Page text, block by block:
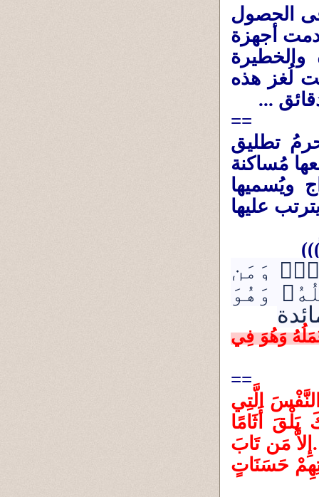
فى الحصول
أجهزة
لُغز هذه
==
تطليق
مُساكنة
ويُسميها
عليها
وَمَن
وَهُوَ
وَهُوَ فِي
==
الَّتِي
أَثَامًا
مَن تَابَ
حَسَنَاتٍ